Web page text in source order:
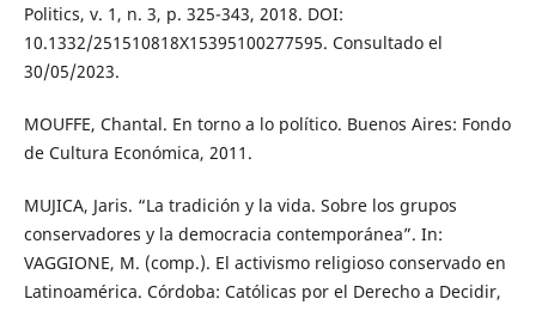
Politics, v. 1, n. 3, p. 325-343, 2018. DOI:
10.1332/251510818X15395100277595. Consultado el
30/05/2023.
MOUFFE, Chantal. En torno a lo político. Buenos Aires: Fondo
de Cultura Económica, 2011.
MUJICA, Jaris. “La tradición y la vida. Sobre los grupos
conservadores y la democracia contemporánea”. In:
VAGGIONE, M. (comp.). El activismo religioso conservado en
Latinoamérica. Córdoba: Católicas por el Derecho a Decidir,